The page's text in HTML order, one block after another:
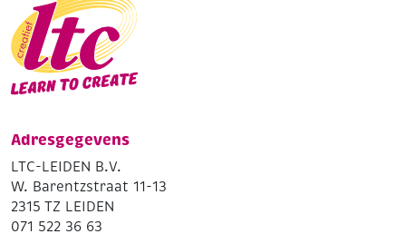
Adresgegevens
LTC-LEIDEN B.V.
W. Barentzstraat 11-13
2315 TZ LEIDEN
071 522 36 63